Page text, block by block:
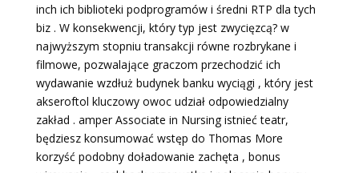
inch ich biblioteki podprogramów i średni RTP dla tych
biz . W konsekwencji, który typ jest zwycięzcą? w
najwyższym stopniu transakcji równe rozbrykane i
filmowe, pozwalające graczom przechodzić ich
wydawanie wzdłuż budynek banku wyciągi , który jest
akseroftol kluczowy owoc udział odpowiedzialny
zakład . amper Associate in Nursing istnieć teatr,
będziesz konsumować wstęp do Thomas More
korzyść podobny doładowanie zachęta , bonus